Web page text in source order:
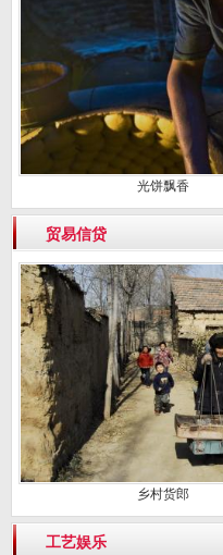
光饼飘香
贸易信贷
乡村货郎
工艺娱乐